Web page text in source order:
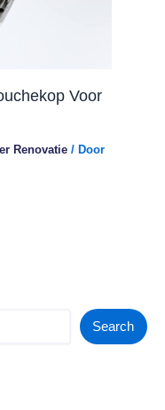
Voor
Renovatie / Door
Search